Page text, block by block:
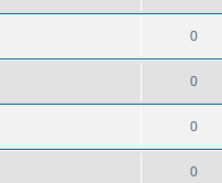
0
0
0
0